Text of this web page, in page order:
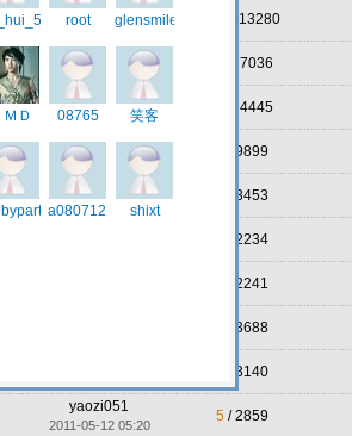
zym
2010-07-27 13:30
/ 13280
zym
2011-03-24 12:52
/ 7036
zym
2011-03-26 21:23
/ 4445
zym
2011-11-25 16:19
/ 9899
libinixia
2010-12-07 21:25
/ 3453
/ 2234
/ 2241
/ 3688
/ 3140
yaozi051
2011-05-12 05:20
5 / 2859